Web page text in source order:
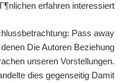
erfahren interessiert.
Pass away
Die Autoren Beziehung
unseren Vorstellungen.
dies gegenseitig Damit